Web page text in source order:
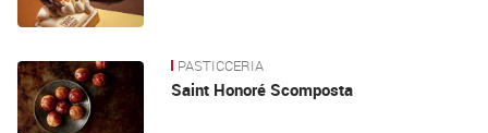
PASTICCERIA
Saint Honoré Scomposta